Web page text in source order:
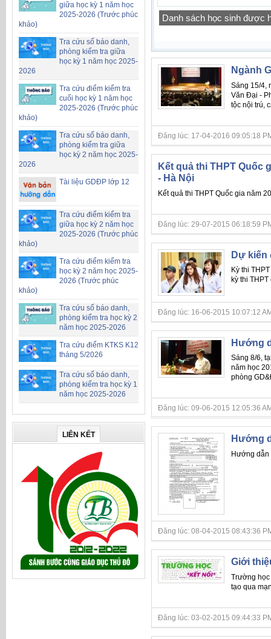
giữa học kỳ 1 năm học
2025-2026 (Trước phúc
khảo)
Tra cứu số báo danh,
phòng kiểm tra giữa
học kỳ 1 năm học 2025-
2026
Tra cứu điểm kiểm tra
cuối học kỳ 1 năm học
2025-2026 (Trước phúc
khảo)
Tra cứu số báo danh,
phòng kiểm tra giữa
học kỳ 2 năm học 2025-
2026
Tài liệu GDĐP lớp 12
Tra cứu điểm kiểm tra
giữa học kỳ 2 năm học
2025-2026 (Trước phúc
khảo)
Tra cứu điểm kiểm tra
học kỳ 2 năm học 2025-
2026 (Trước phúc
khảo)
Tra cứu số báo danh,
phòng kiểm tra học kỳ 2
năm học 2025-2026
Tra cứu điểm KTKS K12
tháng 5/2026
Tra cứu số báo danh,
phòng kiểm tra học kỳ 1
năm học 2025-2026
LIÊN KẾT
Danh sách học sinh được
Ngành
Sáng 15/4,
Văn Đại -
tộc nội trú,
Đăng lúc: 17-04-2016 09:05:18
Kết quả thi THPT Quốc
- Hà Nội
Kết quả thi THPT Quốc gia năm
Đăng lúc: 29-07-2015 06:18:59
Dự kiến
Kỳ thi
kỳ thi
Đăng lúc: 16-06-2015 10:07:12
Hướng
Sáng 8/6,
năm học
phòng
Đăng lúc: 09-06-2015 12:05:36
Hướng
Hướng dẫn
Đăng lúc: 08-04-2015 08:43:36
Giới
Trường học
tạo qua
Đăng lúc: 03-02-2015 09:44:33